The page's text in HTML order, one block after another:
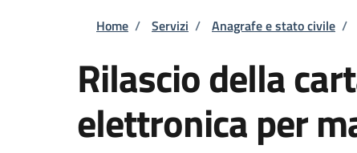
Briciole di pane
Home / Servizi / Anagrafe e stato civile /
Rilascio della
elettronica per